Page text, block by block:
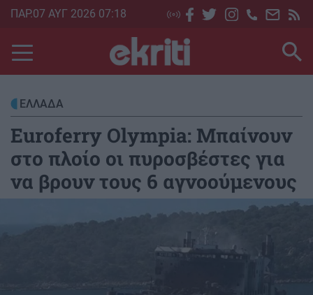
Skip
main
content
ΠΑΡ.07 ΑΥΓ 2026 07:18
ΕΛΛΑΔΑ
Euroferry Olympia: Μπαίνουν
στο πλοίο οι πυροσβέστες για
να βρουν τους 6 αγνοούμενους